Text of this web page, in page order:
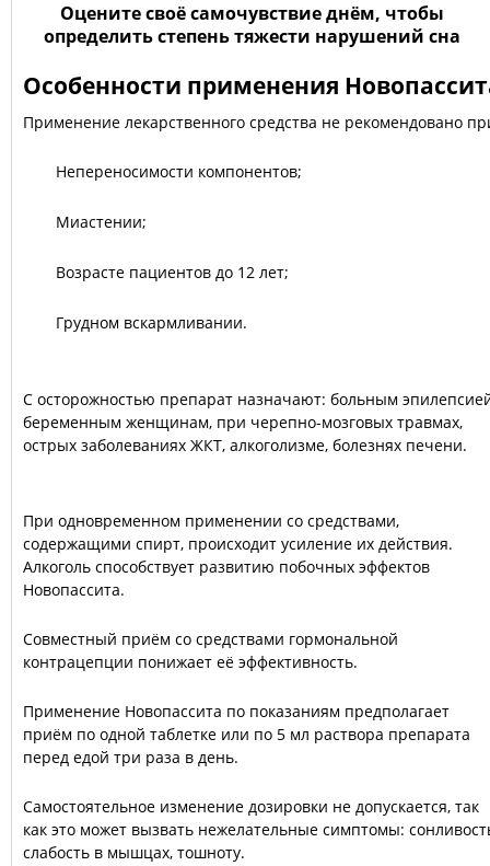
Оцените своё самочувствие днём, чтобы
определить степень тяжести нарушений сна
Особенности применения
Применение лекарственного средства не рекомендовано
Непереносимости компонентов;
Миастении;
Возрасте пациентов до 12 лет;
Грудном вскармливании.
С осторожностью препарат назначают: больным
беременным женщинам, при черепно-мозговых травмах,
острых заболеваниях ЖКТ, алкоголизме, болезнях печени.
При одновременном применении со средствами,
содержащими спирт, происходит усиление их действия.
Алкоголь способствует развитию побочных эффектов
Новопассита.
Совместный приём со средствами гормональной
контрацепции понижает её эффективность.
Применение Новопассита по показаниям предполагает
приём по одной таблетке или по 5 мл раствора препарата
перед едой три раза в день.
Самостоятельное изменение дозировки не допускается, так
как это может вызвать нежелательные симптомы:
слабость в мышцах, тошноту.